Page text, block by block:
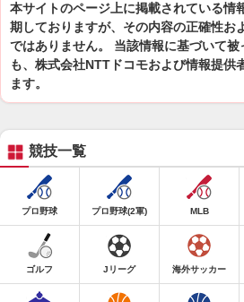
本サイトのページ上に掲載されている情
期しておりますが、その内容の正確性お
ではありません。 当該情報に基づいて
も、株式会社NTTドコモおよび情報提供
ます。
競技一覧
プロ野球 プロ野球(2軍) MLB
ゴルフ Jリーグ 海外サッカー